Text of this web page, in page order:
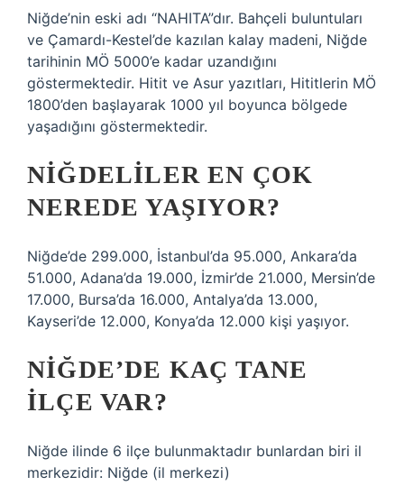
Niğde’nin eski adı “NAHITA”dır. Bahçeli buluntuları
ve Çamardı-Kestel’de kazılan kalay madeni, Niğde
tarihinin MÖ 5000’e kadar uzandığını
göstermektedir. Hitit ve Asur yazıtları, Hititlerin MÖ
1800’den başlayarak 1000 yıl boyunca bölgede
yaşadığını göstermektedir.
NIĞDELILER EN ÇOK
NEREDE YAŞIYOR?
Niğde’de 299.000, İstanbul’da 95.000, Ankara’da
51.000, Adana’da 19.000, İzmir’de 21.000, Mersin’de
17.000, Bursa’da 16.000, Antalya’da 13.000,
Kayseri’de 12.000, Konya’da 12.000 kişi yaşıyor.
NIĞDE’DE KAÇ TANE
ILÇE VAR?
Niğde ilinde 6 ilçe bulunmaktadır bunlardan biri il
merkezidir: Niğde (il merkezi)